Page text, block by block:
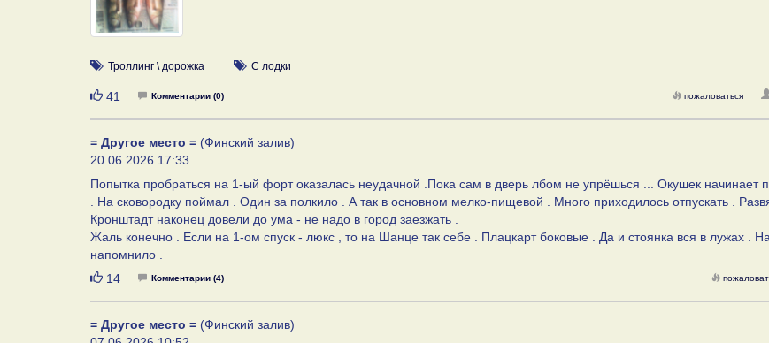
Троллинг \ дорожка С лодки
Нравится
41 Комментарии (0) пожаловаться
= Другое место = (Финский залив)
20.06.2026 17:33
Попытка пробраться на 1-ый форт оказалась неудачной .Пока сам в дверь лбом не упрёшься ... Окушек начинает
. На сковородку поймал . Один за полкило . А так в основном мелко-пищевой . Много приходилось отпускать .
Кронштадт наконец довели до ума - не надо в город заезжать .
Жаль конечно . Если на 1-ом спуск - люкс , то на Шанце так себе . Плацкарт боковые . Да и стоянка вся в лужах .
напомнило .
Нравится
14 Комментарии (4)
= Другое место = (Финский залив)